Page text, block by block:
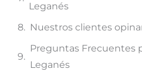
Leganés
Nuestros clientes
Preguntas Frecuentes
Leganés